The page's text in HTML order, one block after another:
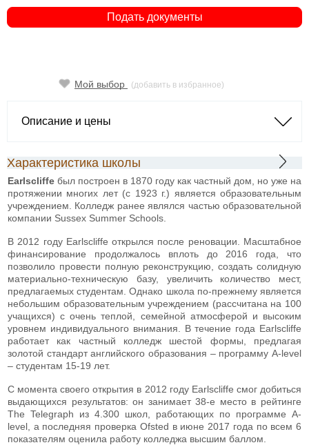
Подать документы
Мой выбор (добавить в избранное)
Описание и цены
Характеристика школы
Earlscliffe был построен в 1870 году как частный дом, но уже на
протяжении многих лет (с 1923 г.) является образовательным
учреждением. Колледж ранее являлся частью образовательной
компании Sussex Summer Schools.
В 2012 году Earlscliffe открылся после реновации. Масштабное
финансирование продолжалось вплоть до 2016 года, что
позволило провести полную реконструкцию, создать солидную
материально-техническую базу, увеличить количество мест,
предлагаемых студентам. Однако школа по-прежнему является
небольшим образовательным учреждением (рассчитана на 100
учащихся) с очень теплой, семейной атмосферой и высоким
уровнем индивидуального внимания. В течение года Earlscliffe
работает как частный колледж шестой формы, предлагая
золотой стандарт английского образования – программу A-level
– студентам 15-19 лет.
С момента своего открытия в 2012 году Earlscliffe смог добиться
выдающихся результатов: он занимает 38-е место в рейтинге
The Telegraph из 4.300 школ, работающих по программе A-
level, а последняя проверка Ofsted в июне 2017 года по всем 6
показателям оценила работу колледжа высшим баллом.